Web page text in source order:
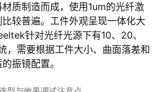
质制造而成，使用1um的光纤激
较普遍。工件外观呈现一体化大
针对光纤光源下有10、20、
，需要根据工件大小、曲面落差和
振镜配置。